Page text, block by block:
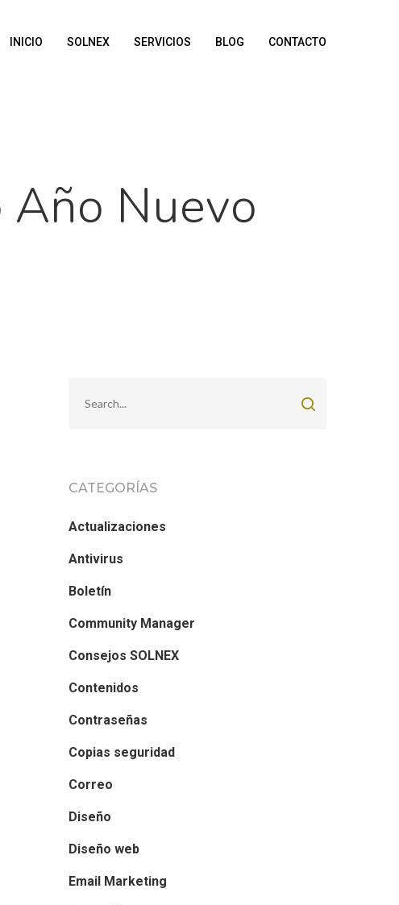
INICIO SOLNEX SERVICIOS BLOG CONTACTO
Año Nuevo
CATEGORÍAS
Actualizaciones
Antivirus
Boletín
Community Manager
Consejos SOLNEX
Contenidos
Contraseñas
Copias seguridad
Correo
Diseño
Diseño web
Email Marketing